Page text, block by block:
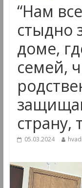
“Нам
стыдно
доме,
семей,
страну,
05.03.2024